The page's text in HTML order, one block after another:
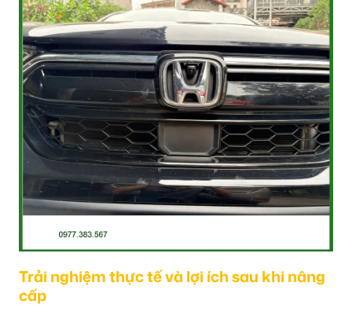
Trải nghiệm thực tế và lợi ích sau khi nâng
cấp